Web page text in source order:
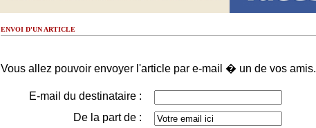
ENVOI D'UN ARTICLE
Vous allez pouvoir envoyer l'article par e-mail � un de vos amis.
E-mail du destinataire :
De la part de :